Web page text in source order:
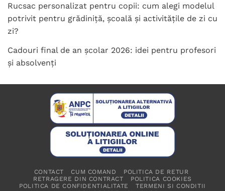
Rucsac personalizat pentru copii: cum alegi modelul
potrivit pentru grădiniță, școală și activitățile de zi cu
zi?
Cadouri final de an școlar 2026: idei pentru profesori
și absolvenți
CONTACT CUM COMAND
POLITICA DE RETUR
RETRAGERE DIN CONTRACT
POLITICA COOKIES
POLITICA DE CONFIDENTIALITATE
TERMENI SI CONDITII